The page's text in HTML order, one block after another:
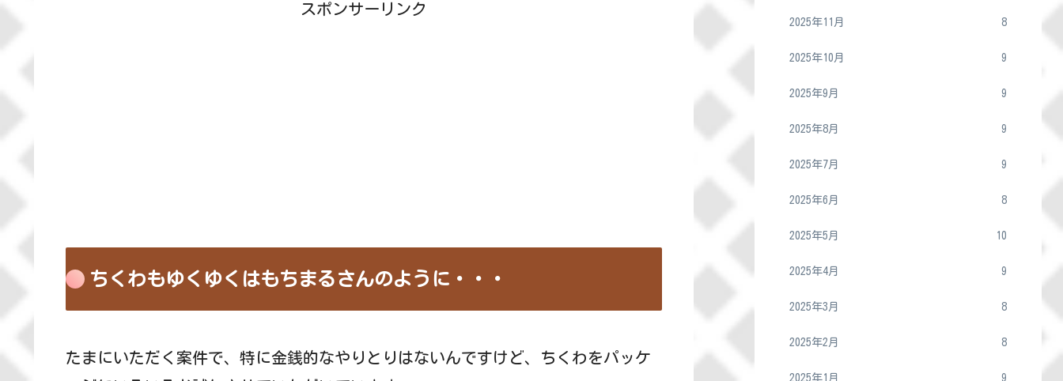
スポンサーリンク
ちくわもゆくゆくはもちまるさんのように・・・
たまにいただく案件で、特に金銭的なやりとりはないんですけど、ちくわをパッケ
2025年11月 8
2025年10月 9
2025年9月 9
2025年8月 9
2025年7月 9
2025年6月 8
2025年5月 10
2025年4月 9
2025年3月 8
2025年2月 8
2025年1月 9